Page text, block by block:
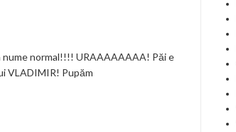
nume normal!!!! URAAAAAAAA! Păi e
VLADIMIR! Pupăm